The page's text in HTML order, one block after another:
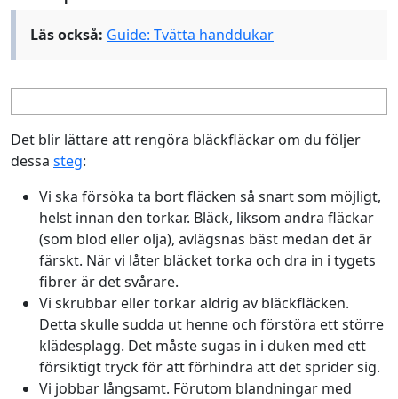
Läs också: Guide: Tvätta handdukar
Det blir lättare att rengöra bläckfläckar om du följer
dessa steg:
Vi ska försöka ta bort fläcken så snart som möjligt,
helst innan den torkar. Bläck, liksom andra fläckar
(som blod eller olja), avlägsnas bäst medan det är
färskt. När vi låter bläcket torka och dra in i tygets
fibrer är det svårare.
Vi skrubbar eller torkar aldrig av bläckfläcken.
Detta skulle sudda ut henne och förstöra ett större
klädesplagg. Det måste sugas in i duken med ett
försiktigt tryck för att förhindra att det sprider sig.
Vi jobbar långsamt. Förutom blandningar med